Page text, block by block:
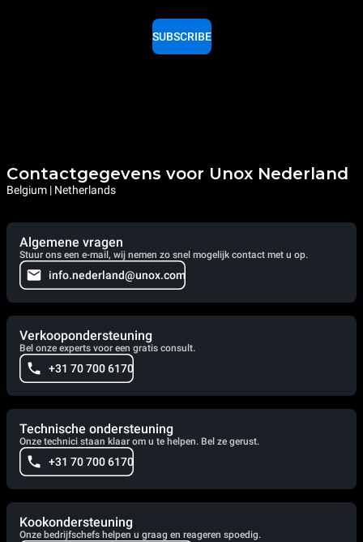
SUBSCRIBE
Contactgegevens voor Unox Nederland
Belgium | Netherlands
Algemene vragen
Stuur ons een e-mail, wij nemen zo snel mogelijk contact met u op.
info.nederland@unox.com
Verkoopondersteuning
Bel onze experts voor een gratis consult.
+31 70 700 6170
Technische ondersteuning
Onze technici staan klaar om u te helpen. Bel ze gerust.
+31 70 700 6170
Kookondersteuning
Onze bedrijfschefs helpen u graag en reageren spoedig.